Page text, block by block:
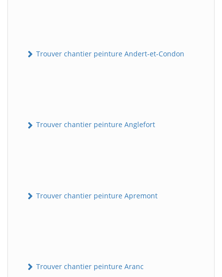
Trouver chantier peinture Andert-et-Condon
Trouver chantier peinture Anglefort
Trouver chantier peinture Apremont
Trouver chantier peinture Aranc